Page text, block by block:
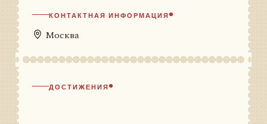
КОНТАКТНАЯ ИНФОРМАЦИЯ
Москва
ДОСТИЖЕНИЯ